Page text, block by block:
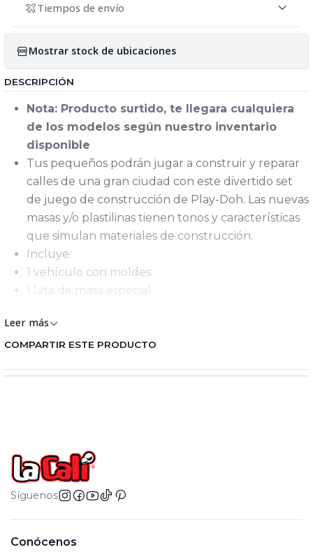
Tiempos de envío
Mostrar stock de ubicaciones
DESCRIPCIÓN
Nota: Producto surtido, te llegara cualquiera
de los modelos según nuestro inventario
disponible
Tus pequeños podrán jugar a construir y reparar
calles de una gran ciudad con este divertido set
de juego de construcción de Play-Doh. Las nuevas
masas y/o plastilinas tienen tonos y características
que simulan materiales de construcción.
Incluye:
1 vehículo con moldes
1 lata de masa especial
País Origen: P.R. China
Importado por: Hasbro Colombia SAS
Advertencias: Contiene o puede desprender
ensamble este proceso debe ejecutarse por un
adulto / Manténgase alejado del fuego / Utilizar
bajo supervisión de un adulto
físico del juguete y varia de acuerdo al día de
Leer más
COMPARTIR ESTE PRODUCTO
Síguenos
Conócenos